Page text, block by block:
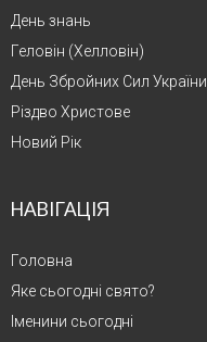
День знань
Геловін (Хелловін)
День Збройних Сил України
Різдво Христове
Новий Рік
НАВІГАЦІЯ
Головна
Яке сьогодні свято?
Іменини сьогодні